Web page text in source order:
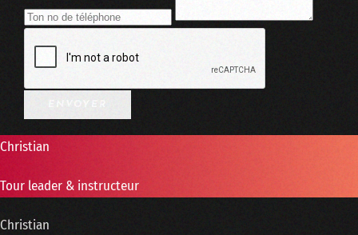
Christian
Tour leader & instructeur
Christian